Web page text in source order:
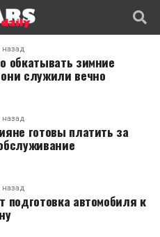
назад
обкатывать зимние
служили вечно
назад
готовы платить за
назад
подготовка автомобиля к